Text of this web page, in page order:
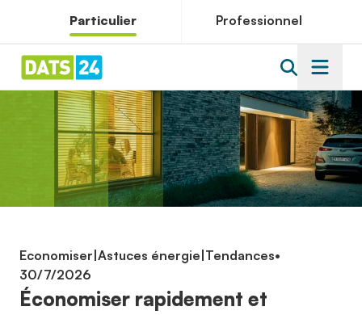
Particulier Professionnel
Economiser Astuces énergie Tendances•
30/7/2026
Économiser rapidement et